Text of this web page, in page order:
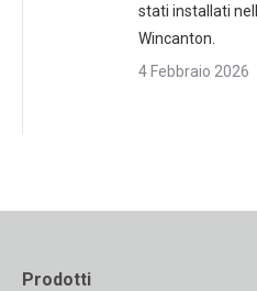
stati installati
Wincanton.
4 Febbraio 2026
Prodotti